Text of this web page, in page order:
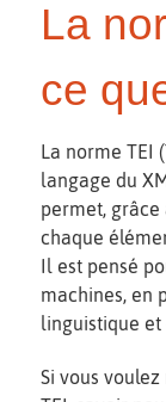
La
ce
La norme TEI
langage du
permet, grâce
chaque
Il est pensé
machines, en
linguistique et
Si vous